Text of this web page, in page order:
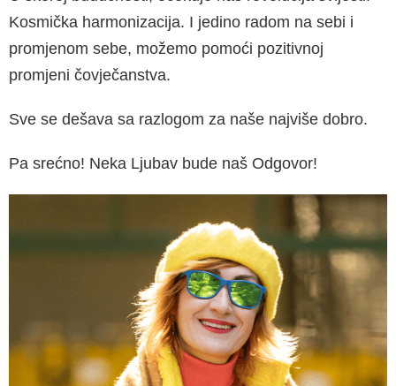
Kosmička harmonizacija. I jedino ra­dom na sebi i
promjenom sebe, možemo po­moći pozitivnoj
promjeni čovječanstva.
Sve se dešava sa razlogom za naše najviše dobro.
Pa srećno! Neka Ljubav bude naš Odgovor!